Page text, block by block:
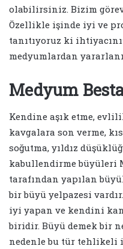
olabilirsiniz. Bizim
Özellikle işinde iyi ve
tanıtıyoruz ki
medyumlardan
Medyum
Kendine aşık etme,
kavgalara son verme,
soğutma, yıldız
kabullendirme büyüleri
tarafından yapılan
bir büyü yelpazesi
iyi yapan ve kendini
biridir. Büyü demek bir
nedenle bu tür